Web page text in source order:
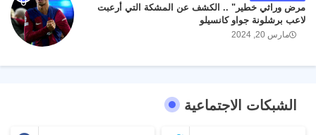
مرض وراثي خطير" .. الكشف عن المشكة التي أرعبت
لاعب برشلونة جواو كانسيلو
مارس 20, 2024
الشبكات الاجتماعية